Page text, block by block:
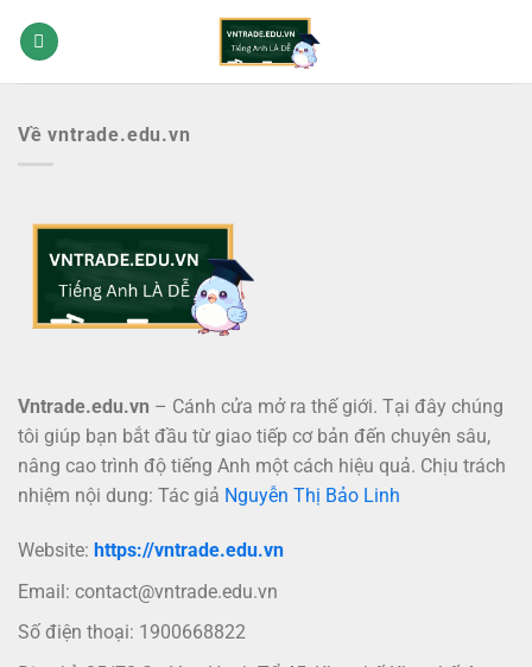
qua
Về vntrade.edu.vn
Vntrade.edu.vn – Cánh cửa mở ra thế giới. Tại đây chúng
tôi giúp bạn bắt đầu từ giao tiếp cơ bản đến chuyên sâu,
nâng cao trình độ tiếng Anh một cách hiệu quả. Chịu trách
nhiệm nội dung: Tác giả Nguyễn Thị Bảo Linh
Website: https://vntrade.edu.vn
Email: contact@vntrade.edu.vn
Số điện thoại: 1900668822